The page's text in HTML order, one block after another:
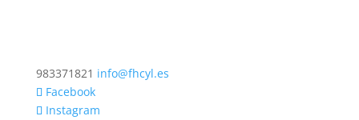
983371821 info@fhcyl.es
Facebook
Instagram